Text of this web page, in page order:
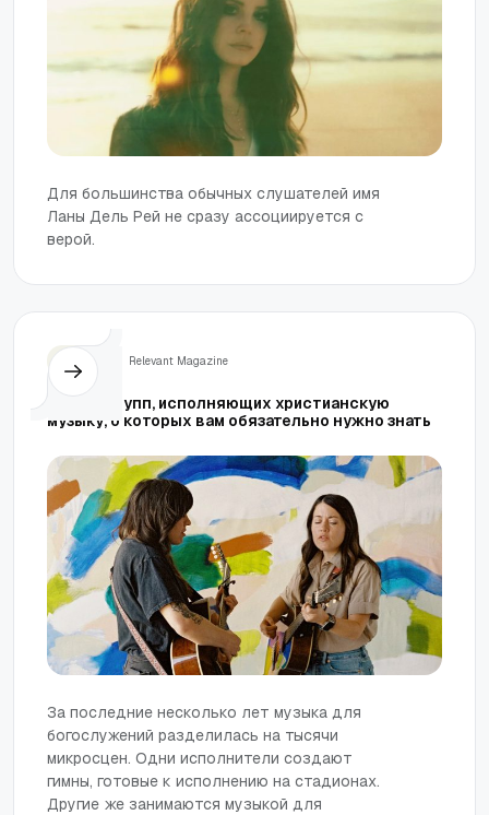
Для большинства обычных слушателей имя
Ланы Дель Рей не сразу ассоциируется с
верой.
Relevant Magazine
5 инди-групп, исполняющих христианскую
музыку, о которых вам обязательно нужно знать
За последние несколько лет музыка для
богослужений разделилась на тысячи
микросцен. Одни исполнители создают
гимны, готовые к исполнению на стадионах.
Другие же занимаются музыкой для